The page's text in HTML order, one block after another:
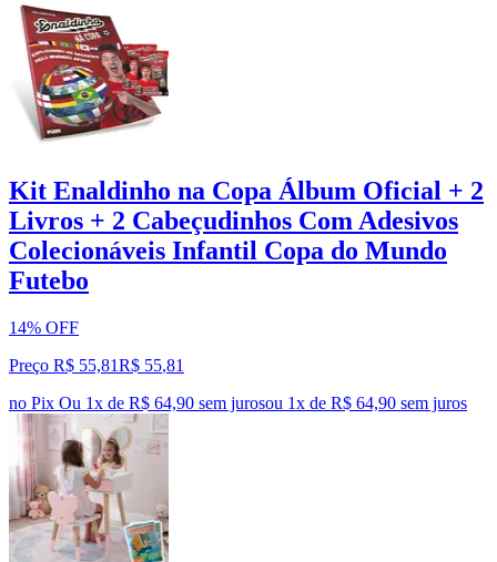
Kit Enaldinho na Copa Álbum Oficial + 2
Livros + 2 Cabeçudinhos Com Adesivos
Colecionáveis Infantil Copa do Mundo
Futebo
14% OFF
Preço R$ 55,81R$ 55,81
no Pix Ou 1x de R$ 64,90 sem jurosou 1x de R$ 64,90 sem juros